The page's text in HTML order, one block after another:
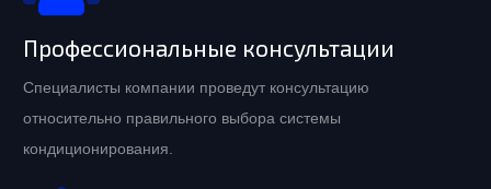
Профессиональные консультации
Специалисты компании проведут консультацию
относительно правильного выбора системы
кондиционирования.